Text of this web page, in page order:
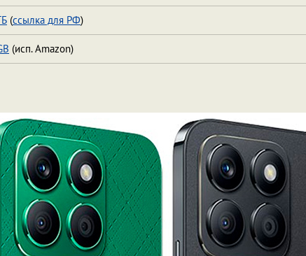
(ссылка для РФ)
(исп. Amazon)